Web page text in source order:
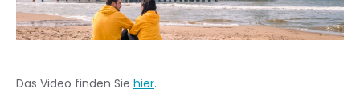
Das Video finden Sie hier.